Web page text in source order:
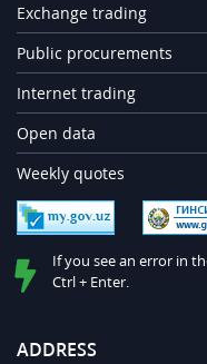
Exchange trading
Public procurements
Internet trading
Open data
Weekly quotes
If you see an error in
Ctrl + Enter.
ADDRESS